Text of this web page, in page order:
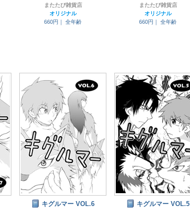
またたび雑貨店
オリジナル
660円｜
全年齢
またたび雑貨店
オリジナル
660円｜
全年齢
キグルマー VOL.6 キグルマー VOL.5